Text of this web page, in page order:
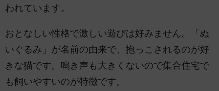
われています。
おとなしい性格で激しい遊びは好みません。「ぬ
いぐるみ」が名前の由来で、抱っこされるのが好
きな猫です。鳴き声も大きくないので集合住宅で
も飼いやすいのが特徴です。